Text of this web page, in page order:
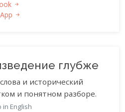
глубже
и исторический
и понятном разборе.
in English